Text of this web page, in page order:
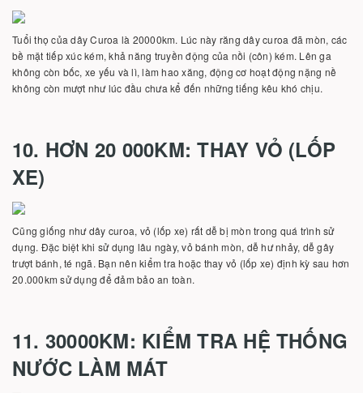
Tuổi thọ của dây Curoa là 20000km. Lúc này răng dây curoa đã mòn, các
bề mặt tiếp xúc kém, khả năng truyền động của nồi (côn) kém. Lên ga
không còn bốc, xe yếu và lì, làm hao xăng, động cơ hoạt động nặng nề
không còn mượt như lúc đầu chưa kể đến những tiếng kêu khó chịu.
10. HƠN 20 000KM: THAY VỎ (LỐP
XE)
Cũng giống như dây curoa, vỏ (lốp xe) rất dễ bị mòn trong quá trình sử
dụng. Đặc biệt khi sử dụng lâu ngày, vỏ bánh mòn, dễ hư nhảy, dễ gây
trượt bánh, té ngã. Bạn nên kiểm tra hoặc thay vỏ (lốp xe) định kỳ sau hơn
20.000km sử dụng để đảm bảo an toàn.
11. 30000KM: KIỂM TRA HỆ THỐNG
NƯỚC LÀM MÁT